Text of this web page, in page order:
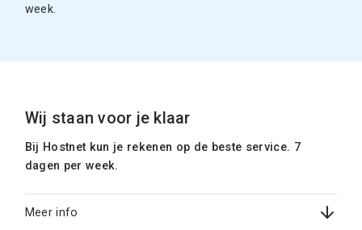
week.
Wij staan voor je klaar
Bij Hostnet kun je rekenen op de beste service. 7
dagen per week.
Meer info